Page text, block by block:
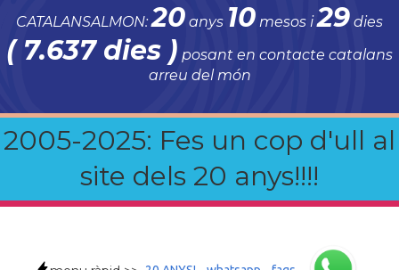
CATALANSALMON:20 anys 10 mesos i29 dies
( 7.637 dies ) posant en contacte catalans
arreu del món
2005-2025: Fes un cop d'ull al
site dels 20 anys!!!!